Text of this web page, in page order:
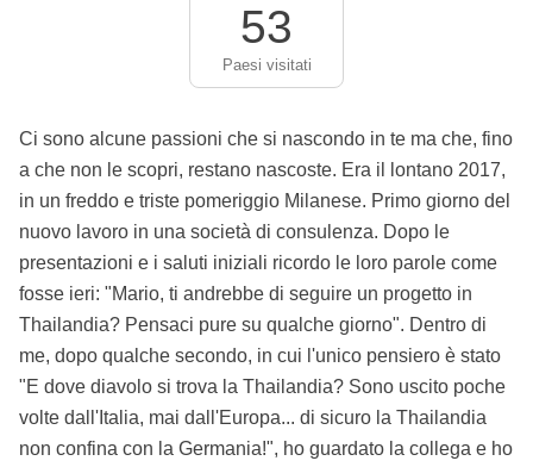
53
Paesi visitati
Ci sono alcune passioni che si nascondo in te ma che, fino
a che non le scopri, restano nascoste. Era il lontano 2017,
in un freddo e triste pomeriggio Milanese. Primo giorno del
nuovo lavoro in una società di consulenza. Dopo le
presentazioni e i saluti iniziali ricordo le loro parole come
fosse ieri: "Mario, ti andrebbe di seguire un progetto in
Thailandia? Pensaci pure su qualche giorno". Dentro di
me, dopo qualche secondo, in cui l'unico pensiero è stato
"E dove diavolo si trova la Thailandia? Sono uscito poche
volte dall'Italia, mai dall'Europa... di sicuro la Thailandia
non confina con la Germania!", ho guardato la collega e ho